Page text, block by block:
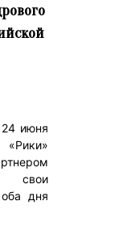
июня
свои
дня